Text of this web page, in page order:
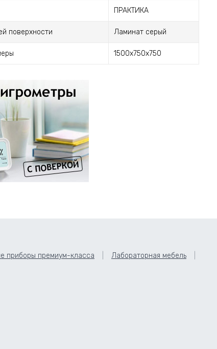
ПРАКТИКА
поверхности Ламинат серый
1500х750х750
приборы премиум-класса
Лабораторная мебель